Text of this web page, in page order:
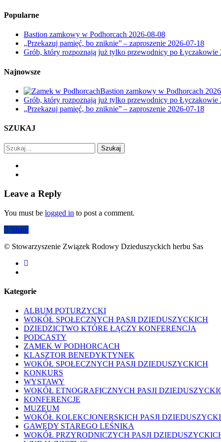
Popularne
Bastion zamkowy w Podhorcach 2026-08-08
„Przekazuj pamięć, bo zniknie” – zaproszenie 2026-07-18
Grób, który rozpoznają już tylko przewodnicy po Łyczakowie
Najnowsze
Bastion zamkowy w Podhorcach
Grób, który rozpoznają już tylko przewodnicy po Łyczakowie
„Przekazuj pamięć, bo zniknie” – zaproszenie 2026-07-18
SZUKAJ
Szukaj
Leave a Reply
You must be logged in to post a comment.
Share
© Stowarzyszenie Związek Rodowy Dzieduszyckich herbu Sas
facebook
Kategorie
ALBUM POTURZYCKI
WOKÓŁ SPOŁECZNYCH PASJI DZIEDUSZYCKICH
DZIEDZICTWO KTÓRE ŁĄCZY KONFERENCJA
PODCASTY
ZAMEK W PODHORCACH
KLASZTOR BENEDYKTYNEK
WOKÓŁ SPOŁECZNYCH PASJI DZIEDUSZYCKICH
KONKURS
WYSTAWY
WOKÓŁ ETNOGRAFICZNYCH PASJI
KONFERENCJE
MUZEUM
WOKÓŁ KOLEKCJONERSKICH PASJI
GAWĘDY STAREGO LEŚNIKA
WOKÓŁ PRZYRODNICZYCH PASJI